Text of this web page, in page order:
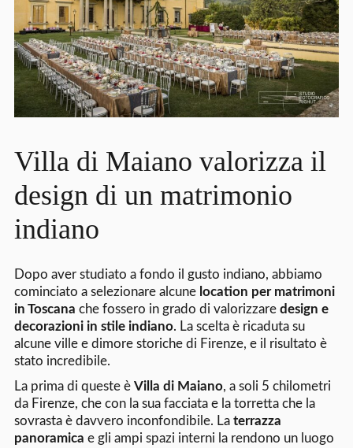
Villa di Maiano valorizza il
design di un matrimonio
indiano
Dopo aver studiato a fondo il gusto indiano, abbiamo
cominciato a selezionare alcune location per matrimoni
in Toscana che fossero in grado di valorizzare design e
decorazioni in stile indiano. La scelta è ricaduta su
alcune ville e dimore storiche di Firenze, e il risultato è
stato incredibile.
La prima di queste è Villa di Maiano, a soli 5 chilometri
da Firenze, che con la sua facciata e la torretta che la
sovrasta è davvero inconfondibile. La terrazza
panoramica e gli ampi spazi interni la rendono un luogo